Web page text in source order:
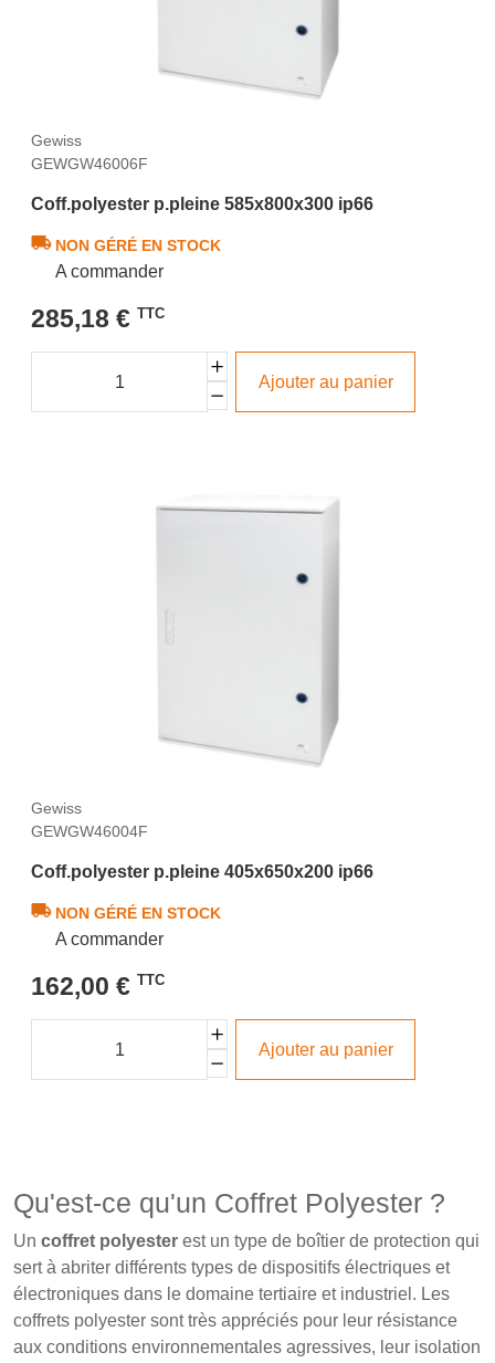
Gewiss
GEWGW46006F
Coff.polyester p.pleine 585x800x300 ip66
NON GÉRÉ EN STOCK
A commander
285,18 € TTC
Ajouter au panier
Gewiss
GEWGW46004F
Coff.polyester p.pleine 405x650x200 ip66
NON GÉRÉ EN STOCK
A commander
162,00 € TTC
Ajouter au panier
Qu'est-ce qu'un Coffret Polyester ?
Un coffret polyester est un type de boîtier de protection qui
sert à abriter différents types de dispositifs électriques et
électroniques dans le domaine tertiaire et industriel. Les
coffrets polyester sont très appréciés pour leur résistance
aux conditions environnementales agressives, leur isolation